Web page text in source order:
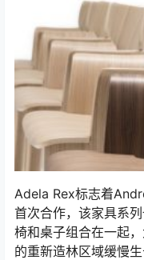
Adela Rex标志着
首次合作，该家具系
椅和桌子组合在一起
的重新造林区域缓慢生